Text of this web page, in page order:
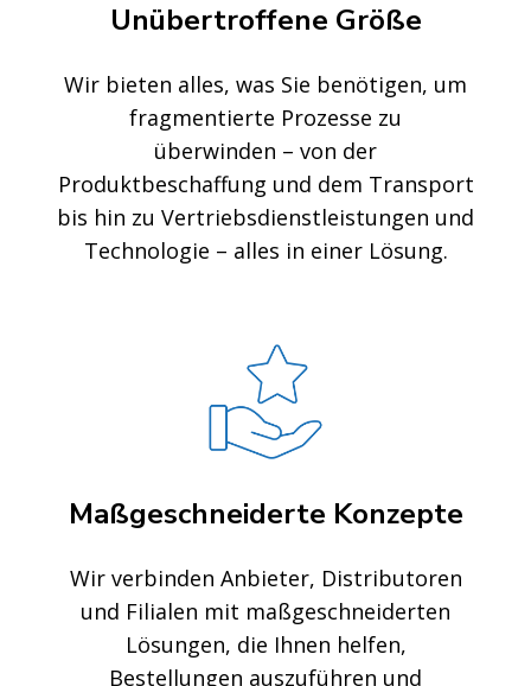
Unübertroffene Größe
Wir bieten alles, was Sie benötigen, um
fragmentierte Prozesse zu
überwinden – von der
Produktbeschaffung und dem Transport
bis hin zu Vertriebsdienstleistungen und
Technologie – alles in einer Lösung.
Maßgeschneiderte Konzepte
Wir verbinden Anbieter, Distributoren
und Filialen mit maßgeschneiderten
Lösungen, die Ihnen helfen,
Bestellungen auszuführen und